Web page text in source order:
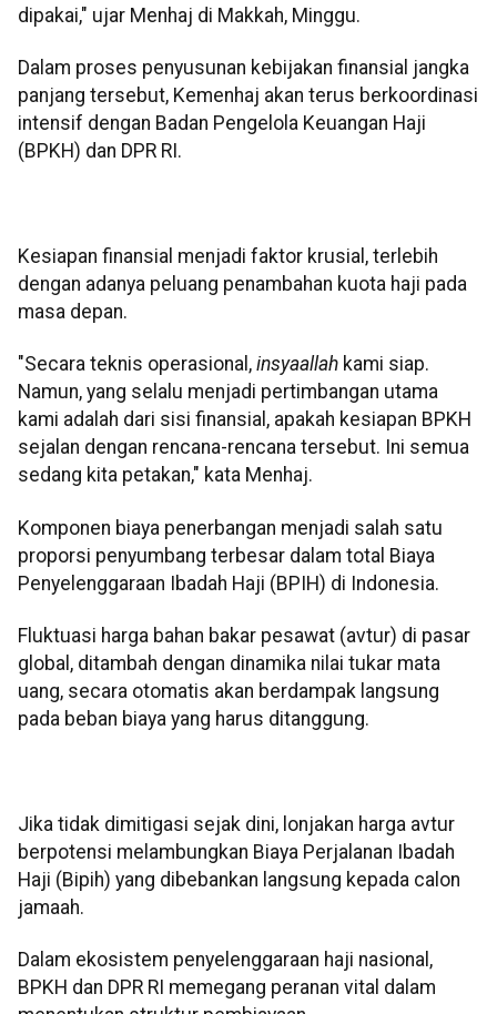
dipakai," ujar Menhaj di Makkah, Minggu.
​Dalam proses penyusunan kebijakan finansial jangka
panjang tersebut, Kemenhaj akan terus berkoordinasi
intensif dengan Badan Pengelola Keuangan Haji
(BPKH) dan DPR RI.
Kesiapan finansial menjadi faktor krusial, terlebih
dengan adanya peluang penambahan kuota haji pada
masa depan.
​"Secara teknis operasional, insyaallah kami siap.
Namun, yang selalu menjadi pertimbangan utama
kami adalah dari sisi finansial, apakah kesiapan BPKH
sejalan dengan rencana-rencana tersebut. Ini semua
sedang kita petakan," kata Menhaj.
Komponen biaya penerbangan menjadi salah satu
proporsi penyumbang terbesar dalam total Biaya
Penyelenggaraan Ibadah Haji (BPIH) di Indonesia.
Fluktuasi harga bahan bakar pesawat (avtur) di pasar
global, ditambah dengan dinamika nilai tukar mata
uang, secara otomatis akan berdampak langsung
pada beban biaya yang harus ditanggung.
Jika tidak dimitigasi sejak dini, lonjakan harga avtur
berpotensi melambungkan Biaya Perjalanan Ibadah
Haji (Bipih) yang dibebankan langsung kepada calon
jamaah.
​Dalam ekosistem penyelenggaraan haji nasional,
BPKH dan DPR RI memegang peranan vital dalam